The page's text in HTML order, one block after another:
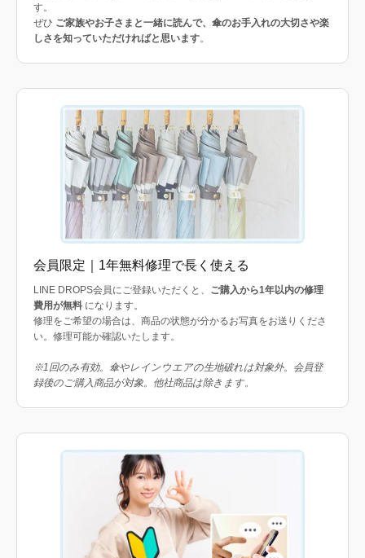
す。
ぜひ ご家族やお子さまと一緒に読んで、傘のお手入れの大切さや楽
しさを知っていただければと思います。
会員限定｜1年無料修理で長く使える
LINE DROPS会員にご登録いただくと、 ご購入から1年以内の修理
費用が無料 になります。
修理をご希望の場合は、商品の状態が分かるお写真をお送りくださ
い。修理可能か確認いたします。
※1回のみ有効。傘やレインウエアの生地破れは対象外。会員登
録後のご購入商品が対象。他社商品は除きます。